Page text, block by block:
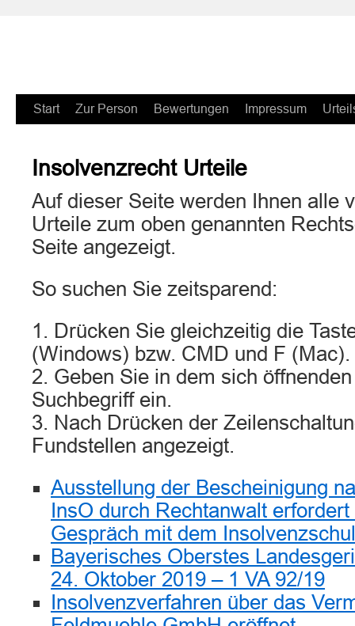
Zum
springen
Start Zur Person Bewertungen Impressum
Insolvenzrecht Urteile
Auf dieser Seite werden Ihnen alle
Urteile zum oben genannten
Seite angezeigt.
So suchen Sie zeitsparend:
1. Drücken Sie gleichzeitig die
(Windows) bzw. CMD und F (Mac).
2. Geben Sie in dem sich
Suchbegriff ein.
3. Nach Drücken der
Fundstellen angezeigt.
Ausstellung der Bescheinigung
InsO durch Rechtanwalt
Gespräch mit dem
Bayerisches Oberstes
24. Oktober 2019 – 1 VA 92/19
Insolvenzverfahren über das